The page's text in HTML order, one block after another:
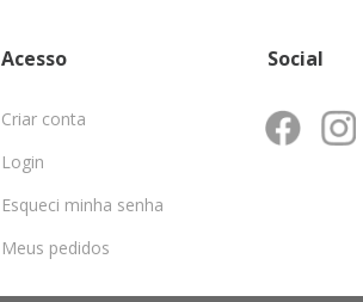
Acesso
Criar conta
Login
Esqueci minha senha
Meus pedidos
Social